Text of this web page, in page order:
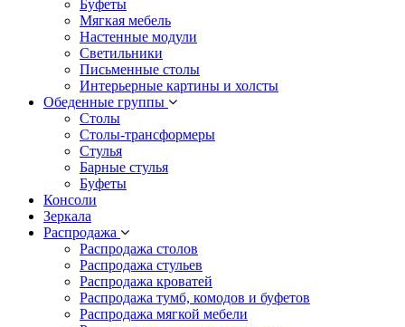
Буфеты
Мягкая мебель
Настенные модули
Светильники
Письменные столы
Интерьерные картины и холсты
Обеденные группы
Столы
Столы-трансформеры
Стулья
Барные стулья
Буфеты
Консоли
Зеркала
Распродажа
Распродажа столов
Распродажа стульев
Распродажа кроватей
Распродажа тумб, комодов и буфетов
Распродажа мягкой мебели